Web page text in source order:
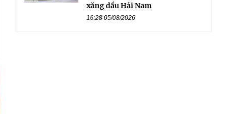
xăng dầu Hải Nam
16:28 05/08/2026